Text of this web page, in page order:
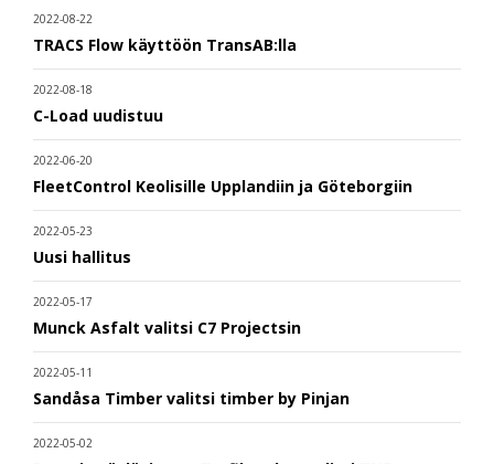
2022-08-22
TRACS Flow käyttöön TransAB:lla
2022-08-18
C-Load uudistuu
2022-06-20
FleetControl Keolisille Upplandiin ja Göteborgiin
2022-05-23
Uusi hallitus
2022-05-17
Munck Asfalt valitsi C7 Projectsin
2022-05-11
Sandåsa Timber valitsi timber by Pinjan
2022-05-02